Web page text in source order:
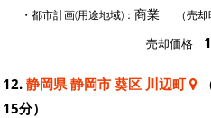
・都市計画(用途地域)： 商業 （売
売却価格
12. 静岡県 静岡市 葵区 川辺町
15分）